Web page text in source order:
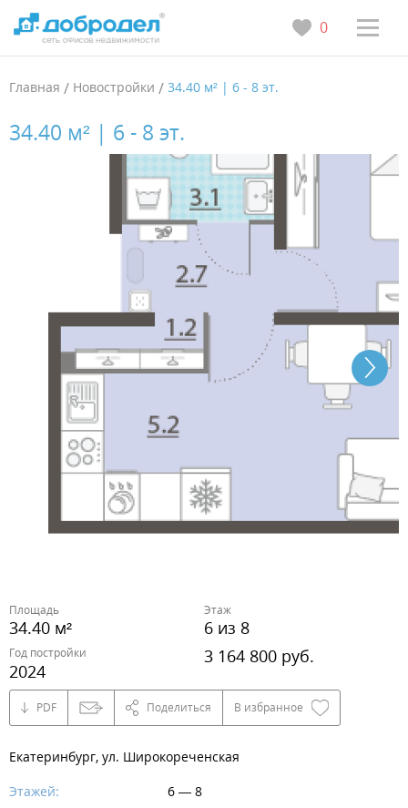
0
Главная / Новостройки / 34.40 м² | 6 - 8 эт.
34.40 м² | 6 - 8 эт.
Площадь
34.40 м²
Этаж
6 из 8
Год постройки
2024
3 164 800 руб.
PDF Поделиться В избранное
Екатеринбург, ул. Широкореченская
Этажей:
6 — 8